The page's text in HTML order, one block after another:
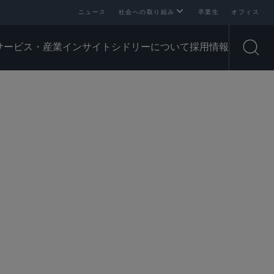
ニュース 社会への取り組み 卒業生 オフィス
ービス・産業インサイト シドリーについて採用情報